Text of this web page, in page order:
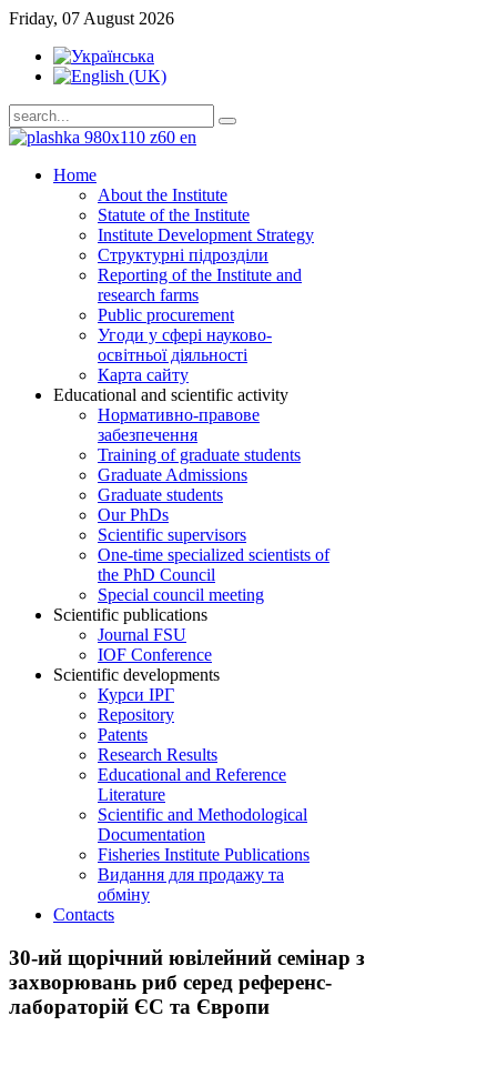
Friday, 07 August 2026
Home
About the Institute
Statute of the Institute
Institute Development Strategy
Структурні підрозділи
Reporting of the Institute and
research farms
Public procurement
Угоди у сфері науково-
освітньої діяльності
Карта сайту
Educational and scientific activity
Нормативно-правове
забезпечення
Training of graduate students
Graduate Admissions
Graduate students
Our PhDs
Scientific supervisors
One-time specialized scientists of
the PhD Council
Special council meeting
Scientific publications
Journal FSU
IOF Conference
Scientific developments
Курси ІРГ
Repository
Patents
Research Results
Educational and Reference
Literature
Scientific and Methodological
Documentation
Fisheries Institute Publications
Видання для продажу та
обміну
Contacts
30-ий щорічний ювілейний семінар з
захворювань риб серед референс-
лабораторій ЄС та Європи